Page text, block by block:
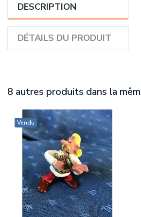
DESCRIPTION
DÉTAILS DU PRODUIT
8 autres produits dans la
Vendu